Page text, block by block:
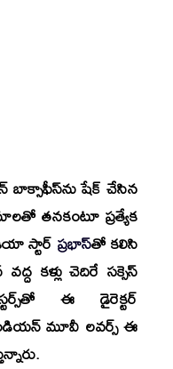
బాక్సాఫీస్‌ను షేక్ చేసిన
తనకంటూ ప్రత్యేక
స్టార్ ప్రభాస్‌తో కలిసి
కళ్లు చెదిరే సక్సెస్
ఈ డైరెక్టర్
మూవీ లవర్స్ ఈ